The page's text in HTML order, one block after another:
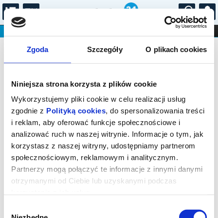
Zgoda Szczegóły O plikach cookies
Niniejsza strona korzysta z plików cookie
Wykorzystujemy pliki cookie w celu realizacji usług
zgodnie z Polityką cookies, do spersonalizowania treści
i reklam, aby oferować funkcje społecznościowe i
analizować ruch w naszej witrynie. Informacje o tym, jak
korzystasz z naszej witryny, udostępniamy partnerom
społecznościowym, reklamowym i analitycznym.
Partnerzy mogą połączyć te informacje z innymi danymi
otrzymanymi od Ciebie lub uzyskanymi podczas
...
FILHARMONIA OPERA I BALET
STAND-UP
DLA DZIECI
Bilety na: Koncert Demarczyk /
Steczkowska
Katowice, plac Wojciecha Kilara 1
22.03.2027, g. 19:00 (poniedziałek)
cena - od 268,00 pln
Organizator:Narodowa Orkiestra Symfoniczna